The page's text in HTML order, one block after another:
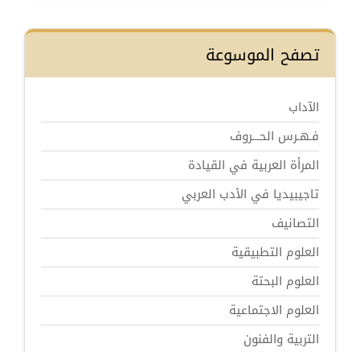
تصفح الموسوعة
الآداب
فـهـرس الحـــروف
المرأة العربية في القيادة
تاجيبيديا في الأدب العربي
التصانيف
العلوم التطبيقية
العلوم البحتة
العلوم الاجتماعية
التربية والفنون